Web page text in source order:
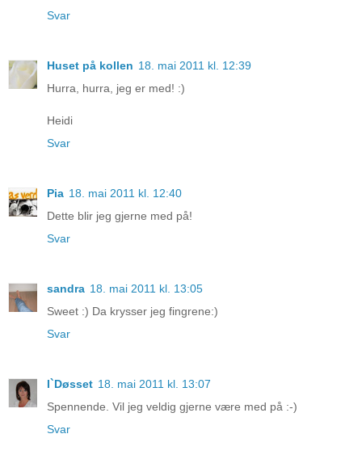
Svar
Huset på kollen 18. mai 2011 kl. 12:39
Hurra, hurra, jeg er med! :)
Heidi
Svar
Pia 18. mai 2011 kl. 12:40
Dette blir jeg gjerne med på!
Svar
sandra 18. mai 2011 kl. 13:05
Sweet :) Da krysser jeg fingrene:)
Svar
I`Døsset 18. mai 2011 kl. 13:07
Spennende. Vil jeg veldig gjerne være med på :-)
Svar